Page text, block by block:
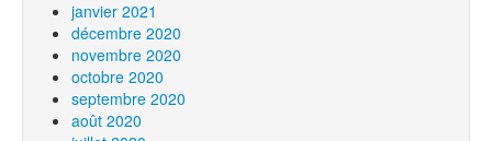
janvier 2021
décembre 2020
novembre 2020
octobre 2020
septembre 2020
août 2020